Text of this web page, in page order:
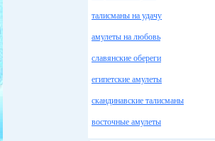
талисманы на удачу
амулеты на любовь
славянские обереги
египетские амулеты
скандинавские талисманы
восточные амулеты